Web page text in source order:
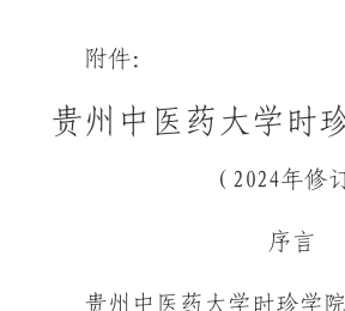
附件：
贵州中医药大学时
（2024年修
序言
贵州中医药大学时珍学